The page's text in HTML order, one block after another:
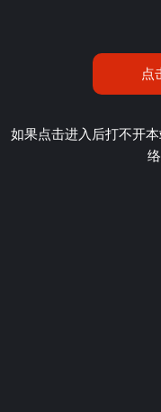
点
如果点击进入后打不开